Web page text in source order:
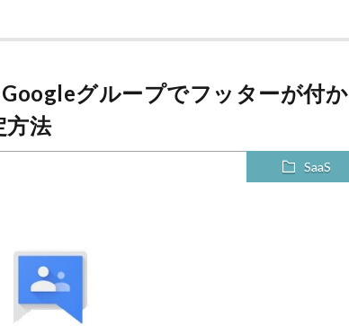
Googleグループでフッターが付か
方法
SaaS